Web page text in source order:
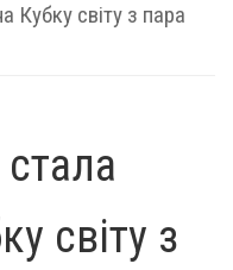
Кубку світу з пара
світу з